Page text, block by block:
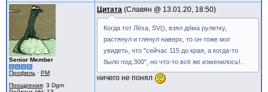
Senior Member
Профиль · PM
Поощрения: 3 Dgm
Цитата Славян @ 13.01.20, 18:50
Когда тот Лёха, SV(), взял до́ма рулетку,
растянул и глянул наверх, то он тоже мог
увидеть, что "сейчас 115 до края, а когда-то
было под 300", но что-то всё же изменилось!..
ничего не понял